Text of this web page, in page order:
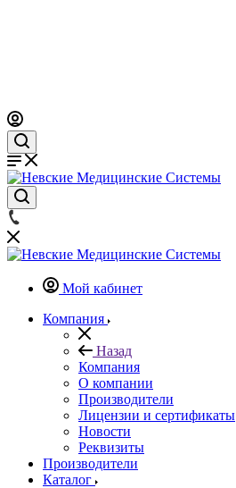
Мой кабинет
Компания
Назад
Компания
О компании
Производители
Лицензии и сертификаты
Новости
Реквизиты
Производители
Каталог